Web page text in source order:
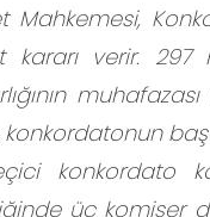
Mahkemesi,
kararı verir.
konkordato
üç komiser